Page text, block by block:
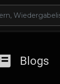
Blogs